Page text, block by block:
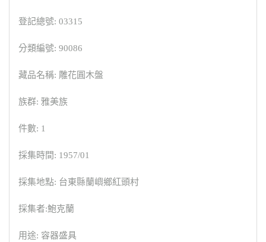
登記總號: 03315
分類編號: 90086
藏品名稱: 雕花圓木盤
族群: 雅美族
件數: 1
採集時間: 1957/01
採集地點: 台東縣蘭嶼鄉紅頭村
採集者:鮑克蘭
用途: 容器盛具